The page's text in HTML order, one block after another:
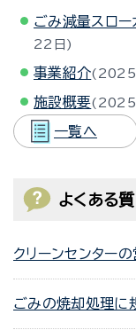
ごみ減量スロー
22日
事業紹介 2025
施設概要 2025
一覧へ
よくある
クリーンセンター
ごみの焼却処理に